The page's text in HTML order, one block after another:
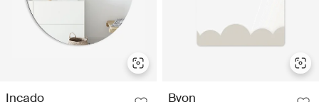
Incado Byon